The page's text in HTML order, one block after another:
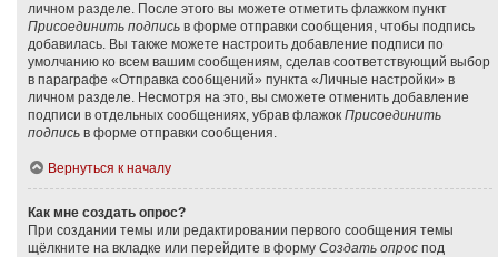
личном разделе. После этого вы можете отметить флажком пункт
Присоединить подпись в форме отправки сообщения, чтобы подпись
добавилась. Вы также можете настроить добавление подписи по
умолчанию ко всем вашим сообщениям, сделав соответствующий выбор
в параграфе «Отправка сообщений» пункта «Личные настройки» в
личном разделе. Несмотря на это, вы сможете отменить добавление
подписи в отдельных сообщениях, убрав флажок Присоединить
подпись в форме отправки сообщения.
Вернуться к началу
Как мне создать опрос?
При создании темы или редактировании первого сообщения темы
щёлкните на вкладке или перейдите в форму Создать опрос под